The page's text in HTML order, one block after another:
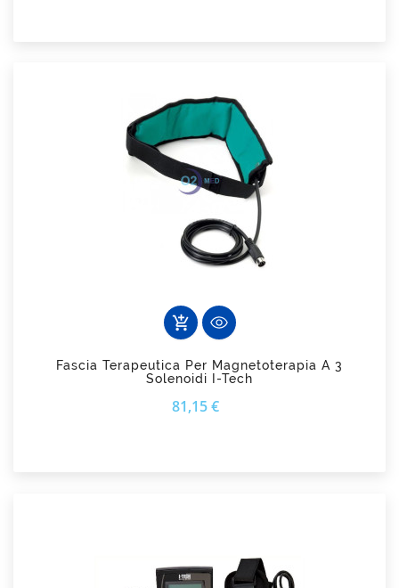
add_shopping_cart
Fascia Terapeutica Per Magnetoterapia A 3
Solenoidi I-Tech
81,15 €